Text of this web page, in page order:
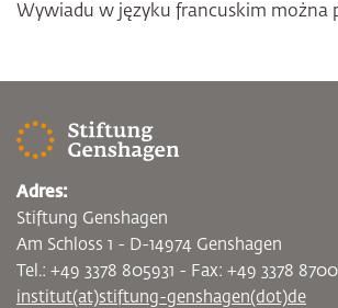
Wywiadu w języku francuskim można
Adres:
Stiftung Genshagen
Am Schloss 1 - D-14974 Genshagen
Tel.: +49 3378 805931 - Fax: +49 3378
institut(at)stiftung-genshagen(dot)de